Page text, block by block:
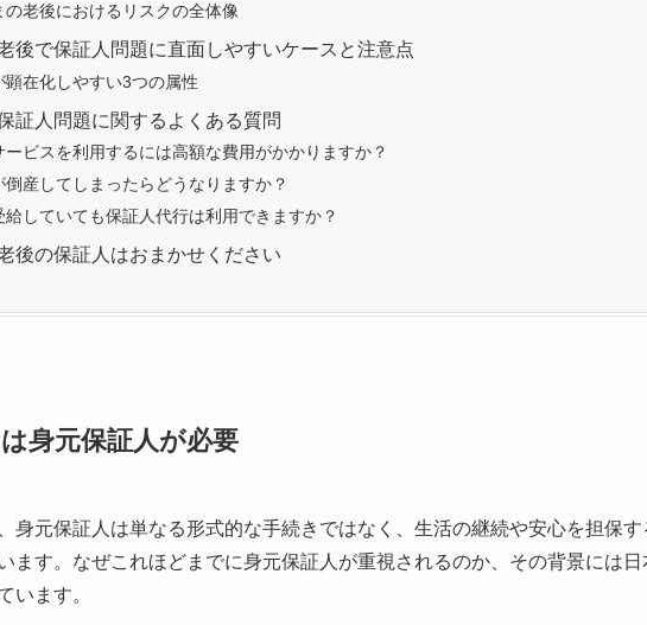
の老後におけるリスクの全体像
後で保証人問題に直面しやすいケースと注意点
顕在化しやすい3つの属性
証人問題に関するよくある質問
ービスを利用するには高額な費用がかかりますか？
倒産してしまったらどうなりますか？
給していても保証人代行は利用できますか？
後の保証人はおまかせください
身元保証人が必要
身元保証人は単なる形式的な手続きではなく、生活の継続や安心を担保す
ます。なぜこれほどまでに身元保証人が重視されるのか、その背景には日
います。